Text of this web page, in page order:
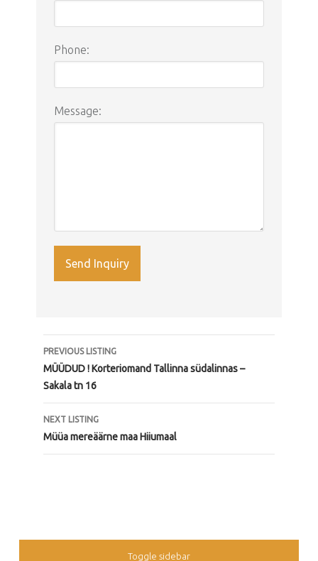
Phone:
Message:
LISTING NAVIGATION
PREVIOUS LISTING
MÜÜDUD ! Korteriomand Tallinna südalinnas –
Sakala tn 16
NEXT LISTING
Müüa mereäärne maa Hiiumaal
SIDEBAR
Toggle sidebar